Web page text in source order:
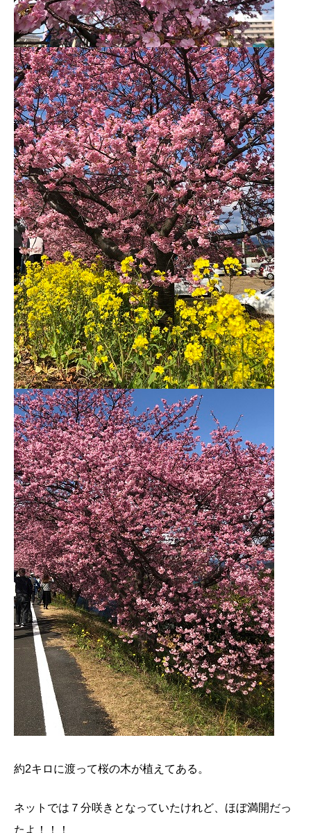
約2キロに渡って桜の木が植えてある。
ネットでは７分咲きとなっていたけれど、ほぼ満開だっ
たよ！！！